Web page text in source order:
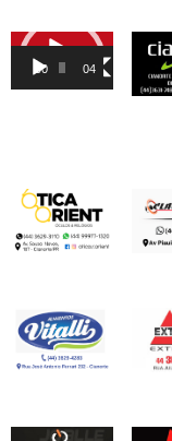
Tocador
vídeo
00:00 04:46